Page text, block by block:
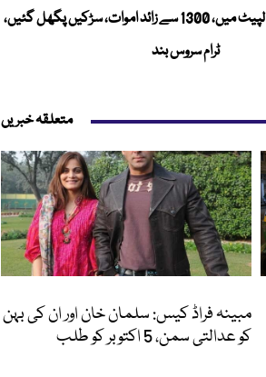
یورپ شدید گرمی کی لپیٹ میں، 1300 سے زائد اموات، سڑکیں پگھل گئیں،
ٹرام سروس بند
متعلقہ خبریں
مبینہ فراڈ کیس: سلمان خان اور ان کی بہن
کو عدالتی سمن، 5 اکتوبر کو طلب